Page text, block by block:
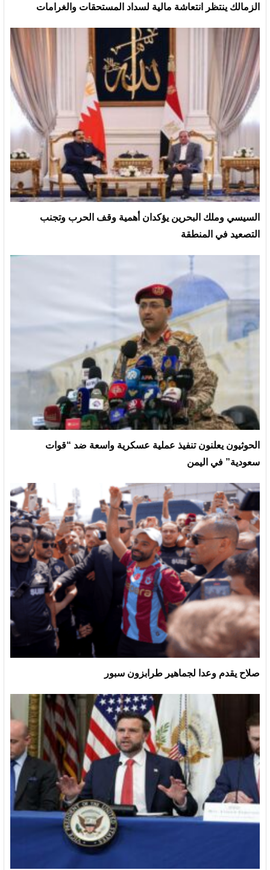
الزمالك ينتظر انتعاشة مالية لسداد المستحقات والغرامات
السيسي وملك البحرين يؤكدان أهمية وقف الحرب وتجنب
التصعيد في المنطقة
الحوثيون يعلنون تنفيذ عملية عسكرية واسعة ضد “قوات
سعودية” في اليمن
صلاح يقدم وعدا لجماهير طرابزون سبور